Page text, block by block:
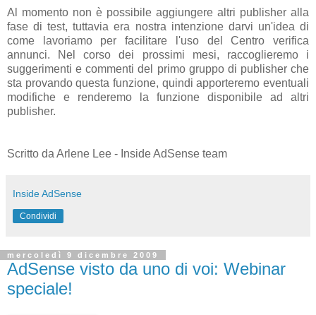
Al momento non è possibile aggiungere altri publisher alla
fase di test, tuttavia era nostra intenzione darvi un'idea di
come lavoriamo per facilitare l'uso del Centro verifica
annunci. Nel corso dei prossimi mesi, raccoglieremo i
suggerimenti e commenti del primo gruppo di publisher che
sta provando questa funzione, quindi apporteremo eventuali
modifiche e renderemo la funzione disponibile ad altri
publisher.
Scritto da Arlene Lee - Inside AdSense team
Inside AdSense
Condividi
mercoledì 9 dicembre 2009
AdSense visto da uno di voi: Webinar
speciale!